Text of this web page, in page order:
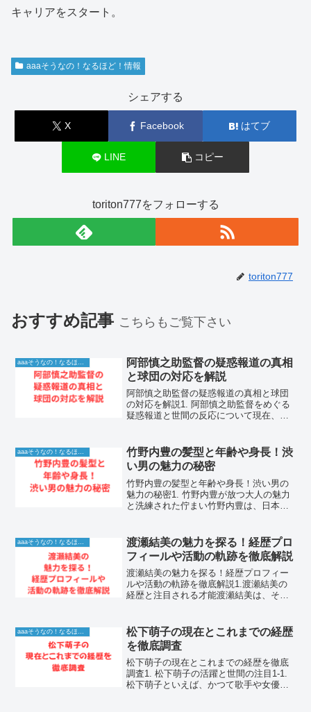
キャリアをスタート。
aaaそうなの！なるほど！情報
シェアする
X Facebook はてブ
LINE コピー
toriton777をフォローする
toriton777
おすすめ記事 こちらもご覧下さい
阿部慎之助監督の疑惑報道の真相
と球団の対応を解説
阿部慎之助監督の疑惑報道の真相と球団
の対応を解説1. 阿部慎之助監督をめぐる
疑惑報道と世間の反応について現在、プ
され、野球ファンや世間を大きく騒がせ
ています。球界のレジ...
aaaそうなの！なるほど！情報
竹野内豊の髪型と年齢や身長！渋
い男の魅力の秘密
竹野内豊の髪型と年齢や身長！渋い男の
魅力の秘密1. 竹野内豊が放つ大人の魅力
と洗練された佇まい竹野内豊は、日本を
が持つ独特の空気感や、画面の中に静か
に佇むだけで物語を感...
渡瀬結美の魅力を探る！経歴プロ
フィールや活動の軌跡を徹底解説
渡瀬結美の魅力を探る！経歴プロフィー
ルや活動の軌跡を徹底解説1.渡瀬結美の
経歴と注目される才能渡瀬結美は、その
じて自身の表現の幅を広げ続けており、
多くのファンから温かい...
松下萌子の現在とこれまでの経歴
を徹底調査
松下萌子の現在とこれまでの経歴を徹底
調査1. 松下萌子の活躍と世間の注目1-1.
松下萌子といえば、かつて歌手や女優と